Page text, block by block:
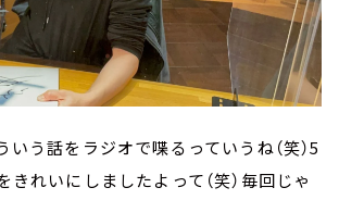
いう話をラジオで喋るっていうね（笑）5
きれいにしましたよって（笑）毎回じゃ